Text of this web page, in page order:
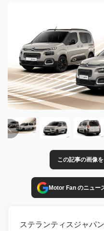
この記事の画像
Motor Fan のニュー
ステランティスジャパ